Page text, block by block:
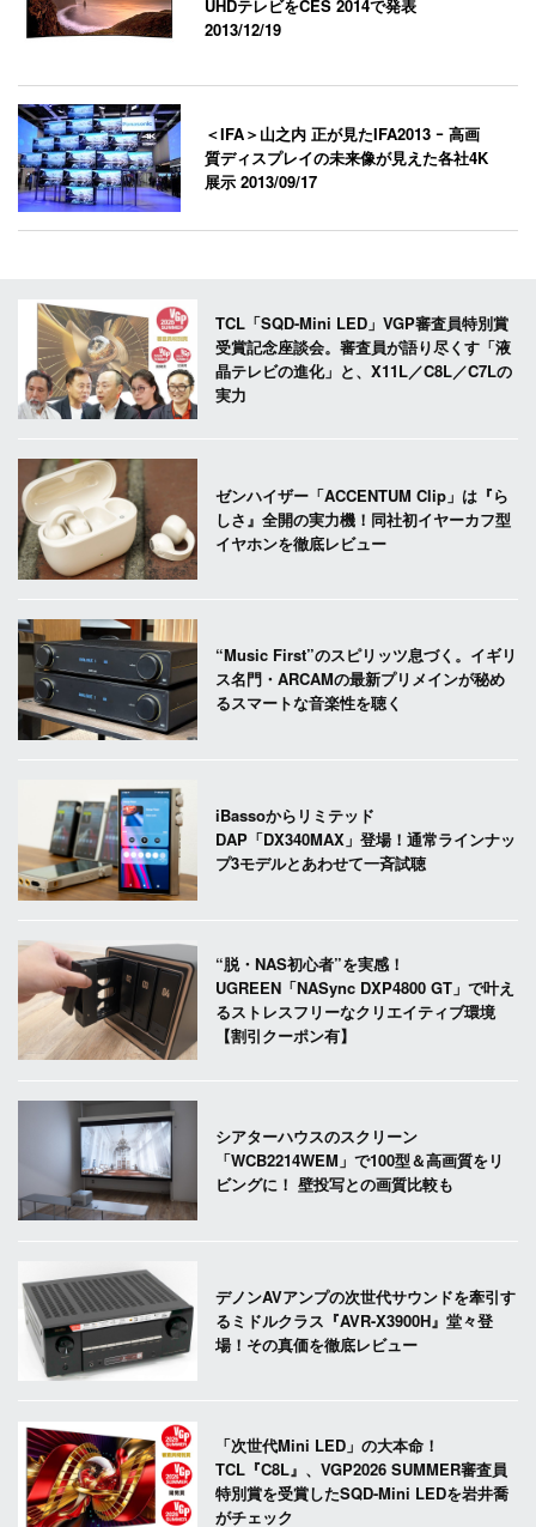
UHDテレビをCES 2014で発表
2013/12/19
＜IFA＞山之内 正が見たIFA2013 ｰ 高画
質ディスプレイの未来像が見えた各社4K
展示2013/09/17
TCL「SQD-Mini LED」VGP審査員特別賞
受賞記念座談会。審査員が語り尽くす「液
晶テレビの進化」と、X11L／C8L／C7Lの
実力
ゼンハイザー「ACCENTUM Clip」は『ら
しさ』全開の実力機！同社初イヤーカフ型
イヤホンを徹底レビュー
“Music First”のスピリッツ息づく。イギリ
ス名門・ARCAMの最新プリメインが秘め
るスマートな音楽性を聴く
iBassoからリミテッド
DAP「DX340MAX」登場！通常ラインナッ
プ3モデルとあわせて一斉試聴
“脱・NAS初心者”を実感！
UGREEN「NASync DXP4800 GT」で叶え
るストレスフリーなクリエイティブ環境
【割引クーポン有】
シアターハウスのスクリーン
「WCB2214WEM」で100型＆高画質をリ
ビングに！ 壁投写との画質比較も
デノンAVアンプの次世代サウンドを牽引す
るミドルクラス『AVR-X3900H』堂々登
場！その真価を徹底レビュー
「次世代Mini LED」の大本命！
TCL『C8L』、VGP2026 SUMMER審査員
特別賞を受賞したSQD-Mini LEDを岩井喬
がチェック